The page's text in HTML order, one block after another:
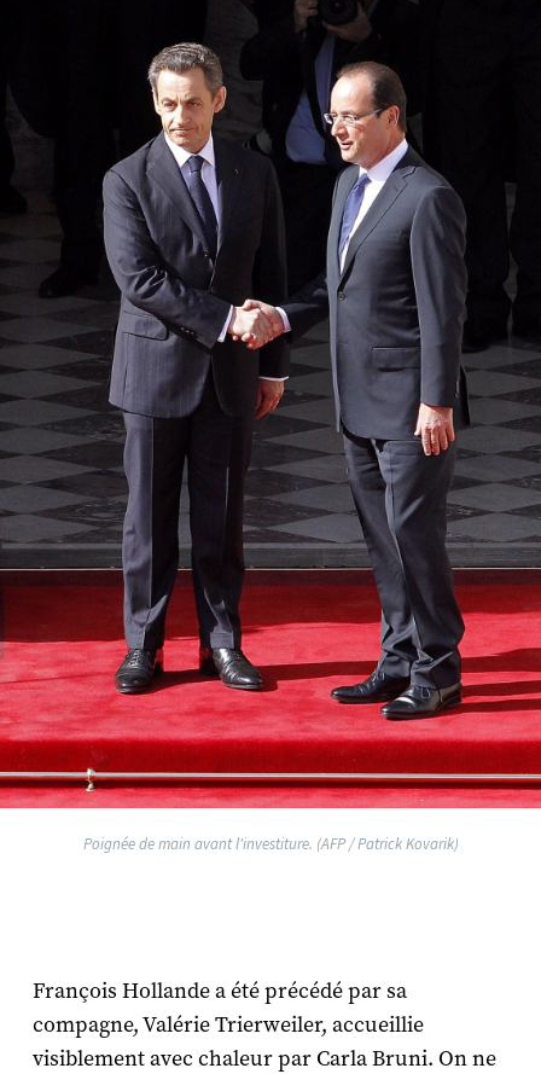
Poignée de main avant l'investiture. (AFP / Patrick Kovarik)
François Hollande a été précédé par sa
compagne, Valérie Trierweiler, accueillie
visiblement avec chaleur par Carla Bruni. On ne